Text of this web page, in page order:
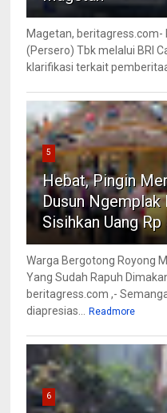
Magetan, beritagress.com-
(Persero) Tbk melalui BRI
klarifikasi terkait
5
Hebat, Pingin
Dusun
Sisihkan Uang
Warga Bergotong Royong
Yang Sudah Rapuh
beritagress.com ,-
diapresias...
Readmore
6